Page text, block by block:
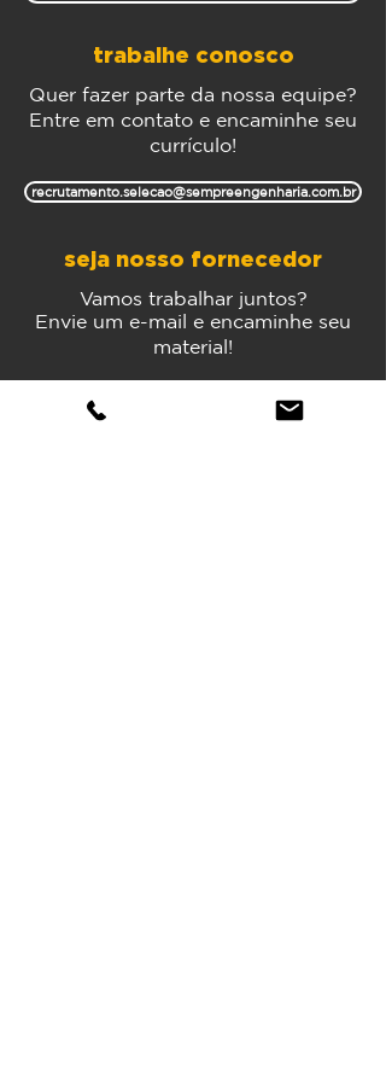
trabalhe conosco
Quer fazer parte da nossa equipe?
Entre em contato e encaminhe seu
currículo!
recrutamento.selecao@sempreengenharia.com.br
seja nosso fornecedor
Vamos trabalhar juntos?
Envie um e-mail e encaminhe seu
material!
orcamento@sempreengenharia.com.br